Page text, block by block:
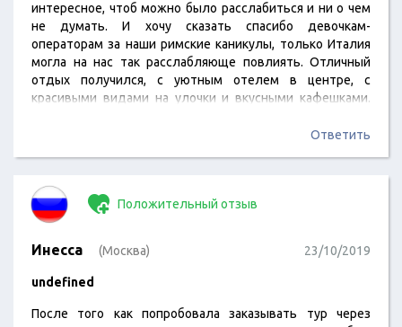
интересное, чтоб можно было расслабиться и ни о чем
не думать. И хочу сказать спасибо девочкам-
операторам за наши римские каникулы, только Италия
могла на нас так расслабляюще повлиять. Отличный
отдых получился, с уютным отелем в центре, с
красивыми видами на улочки и вкусными кафешками.
Ответить
Положительный отзыв
Инесса (Москва) 23/10/2019
undefined
После того как попробовала заказывать тур через